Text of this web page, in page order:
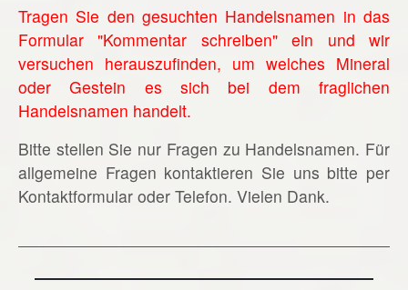
Tragen Sie den gesuchten Handelsnamen in das
Formular "Kommentar schreiben" ein und wir
versuchen herauszufinden, um welches Mineral
oder Gestein es sich bei dem fraglichen
Handelsnamen handelt.
Bitte stellen Sie nur Fragen zu Handelsnamen. Für
allgemeine Fragen kontaktieren Sie uns bitte per
Kontaktformular oder Telefon. Vielen Dank.